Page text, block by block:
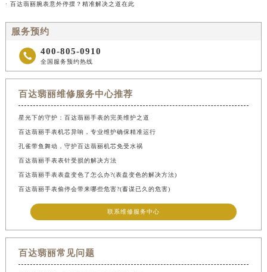
· 百达翡丽腕表意外停摆？精准解决之道在此
服务预约
 400-805-0910
全国服务预约热线
百达翡丽维修服务中心推荐
星光下的守护：百达翡丽手表的完美维护之道
百达翡丽手表机芯异响，专业维护确保精准运行
孔雀带鱼舞动，守护百达翡丽机芯免受水祸
百达翡丽手表表针受损的解决方法
百达翡丽手表表盘变色了怎么办?(表盘变色的解决方法)
百达翡丽手表偷停会带来哪些危害?(蓄谋已久的危害)
联系维修服务中心
百达翡丽常见问题